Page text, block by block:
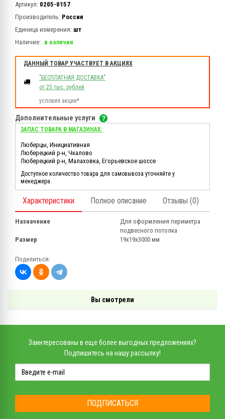
Артикул: 0205-0157
Производитель: Россия
Единица измерения: шт
Наличие: в наличии
ДАННЫЙ ТОВАР УЧАСТВУЕТ В АКЦИЯХ
"БЕСПЛАТНАЯ ДОСТАВКА"
от 25 тыс. рублей
условия акции*
Дополнительные услуги
ЗАПАС ТОВАРА В МАГАЗИНАХ:
Люберцы, Инициативная
Люберецкий р-н, Чкалово
Люберецкий р-н, Малаховка, Егорьевское шоссе
Доступное количество товара для самовывоза уточняйте у
менеджера.
Характеристики Полное описание Отзывы (0)
Назначение
Для оформления периметра
подвесного потолка
Размер
19х19х3000 мм
Поделиться:
Вы смотрели
Заинтересованы в еще более выгодных предложениях?
Подпишитесь на нашу рассылку!
ПОДПИСАТЬСЯ